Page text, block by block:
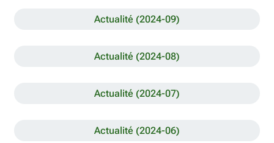
Actualité (2024-09)
Actualité (2024-08)
Actualité (2024-07)
Actualité (2024-06)